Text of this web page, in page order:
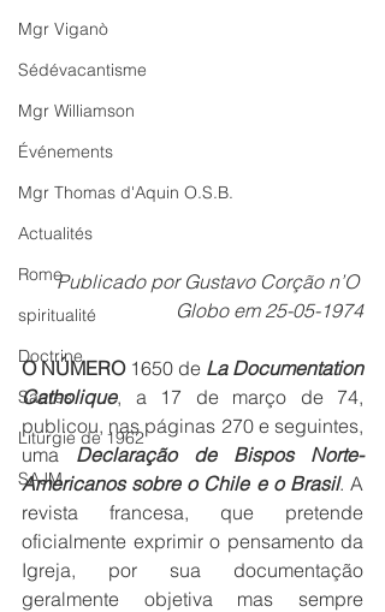
Mgr Viganò
Sédévacantisme
Mgr Williamson
Événements
Mgr Thomas d'Aquin O.S.B.
Actualités
Rome
spiritualité
Doctrine
Sacres
Liturgie de 1962
SAJM
Publicado por Gustavo Corção n’O
Globo em 25-05-1974
O NÚMERO 1650 de La Documentation
Catholique, a 17 de março de 74,
publicou, nas páginas 270 e seguintes,
uma Declaração de Bispos Norte-
Americanos sobre o Chile e o Brasil. A
revista francesa, que pretende
oficialmente exprimir o pensamento da
Igreja, por sua documentação
geralmente objetiva mas sempre